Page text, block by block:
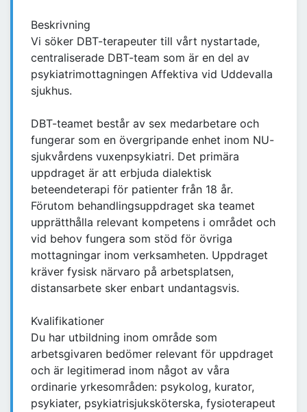
Beskrivning
Vi söker DBT-terapeuter till vårt nystartade,
centraliserade DBT-team som är en del av
psykiatrimottagningen Affektiva vid Uddevalla
sjukhus.
DBT-teamet består av sex medarbetare och
fungerar som en övergripande enhet inom NU-
sjukvårdens vuxenpsykiatri. Det primära
uppdraget är att erbjuda dialektisk
beteendeterapi för patienter från 18 år.
Förutom behandlingsuppdraget ska teamet
upprätthålla relevant kompetens i området och
vid behov fungera som stöd för övriga
mottagningar inom verksamheten. Uppdraget
kräver fysisk närvaro på arbetsplatsen,
distansarbete sker enbart undantagsvis.
Kvalifikationer
Du har utbildning inom område som
arbetsgivaren bedömer relevant för uppdraget
och är legitimerad inom något av våra
ordinarie yrkesområden: psykolog, kurator,
psykiater, psykiatrisjuksköterska, fysioterapeut